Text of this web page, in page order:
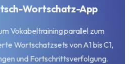
Wortschatz-App
Vokabeltraining parallel zum
Wortschatzsets von A1 bis C1,
und Fortschrittsverfolgung.